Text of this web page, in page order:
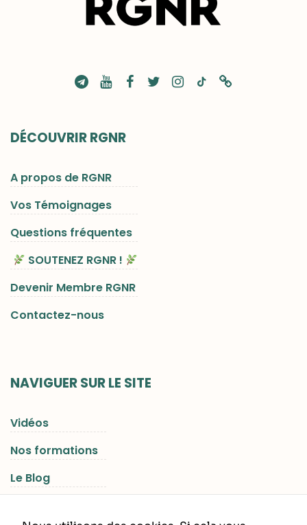
DÉCOUVRIR RGNR
A propos de RGNR
Vos Témoignages
Questions fréquentes
SOUTENEZ RGNR !
Devenir Membre RGNR
Contactez-nous
NAVIGUER SUR LE SITE
Vidéos
Nos formations
Le Blog